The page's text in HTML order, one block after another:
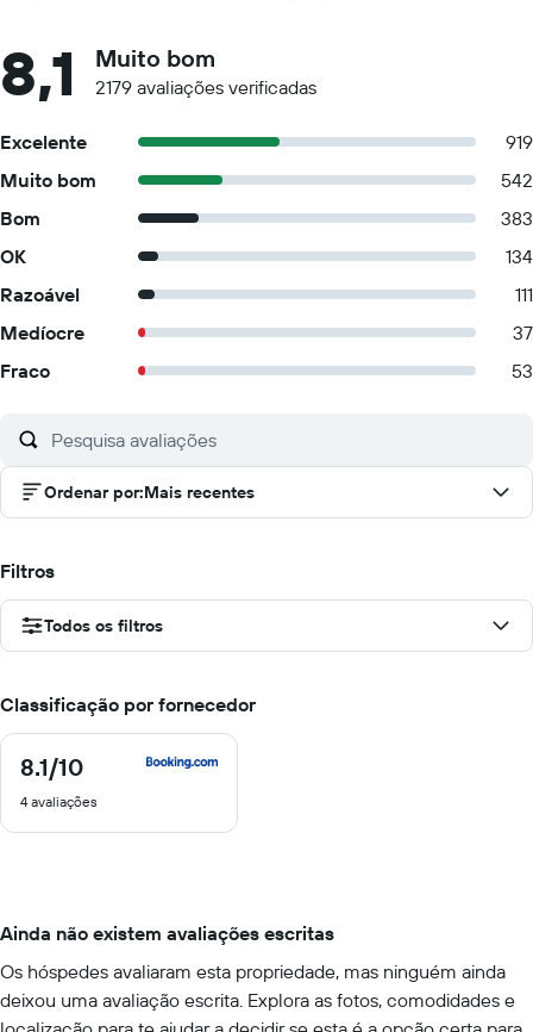
8,1 Muito bom
2179 avaliações verificadas
Excelente
919
Muito bom
542
Bom
383
OK
134
Razoável
111
Medíocre
37
Fraco
53
Ordenar por:Mais recentes
Filtros
Todos os filtros
Classificação por fornecedor
8.1/10
8.1
10
4 avaliações
Ainda não existem avaliações escritas
Os hóspedes avaliaram esta propriedade, mas ninguém ainda
deixou uma avaliação escrita. Explora as fotos, comodidades e